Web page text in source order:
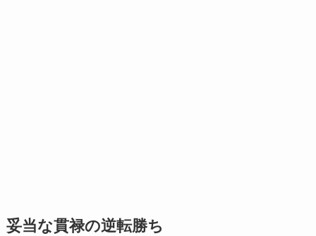
妥当な貫禄の逆転勝ち